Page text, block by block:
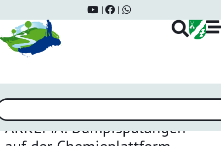
Schlagwort:Arkema
ARKEMA: Dampfspülungen